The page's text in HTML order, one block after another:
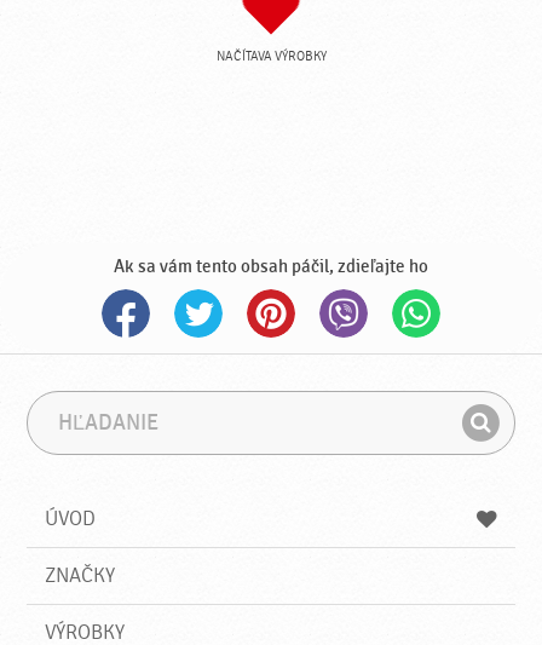
NAČÍTAVA VÝROBKY
Ak sa vám tento obsah páčil, zdieľajte ho
H
a
n
i
e
a
H
a
d
ÚVOD
ZNAČKY
VÝROBKY